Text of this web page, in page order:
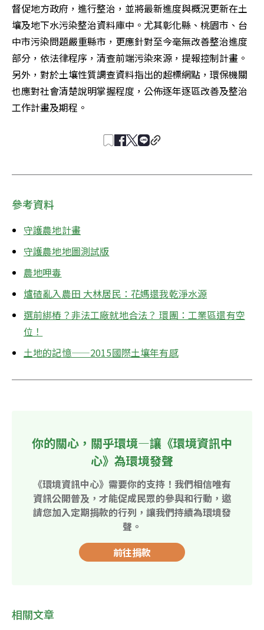
督促地方政府，進行整治，並將最新進度與概況更新在土
壤及地下水污染整治資料庫中。尤其彰化縣、桃園市、台
中市污染問題嚴重縣市，更應針對至今毫無改善整治進度
部分，依法律程序，清查前端污染來源，提報控制計畫。
另外，對於土壤性質調查資料指出的超標網點，環保機關
也應對社會清楚說明掌握程度，公佈逐年逐區改善及整治
工作計畫及期程。
參考資料
守護農地計畫
守護農地地圖測試版
農地呷毒
爐碴亂入農田 大林居民：花媽還我乾淨水源
選前綁樁？非法工廠就地合法？ 環團：工業區還有空
位！
土地的記憶——2015國際土壤年有感
你的關心，關乎環境—讓《環境資訊中
心》為環境發聲
《環境資訊中心》需要你的支持！我們相信唯有
資訊公開普及，才能促成民眾的參與和行動，邀
請您加入定期捐款的行列，讓我們持續為環境發
聲。
前往捐款
相關文章